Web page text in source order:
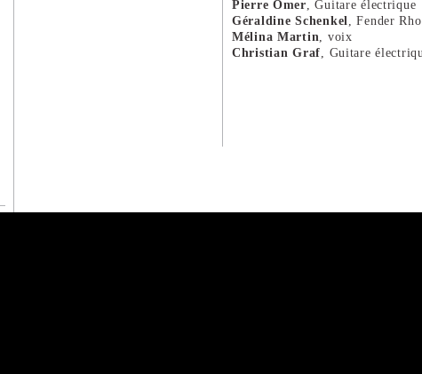
Pierre Omer, Guitare électrique
Géraldine Schenkel, Fender
Mélina Martin, voix
Christian Graf, Guitare